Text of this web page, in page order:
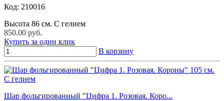
Код: 210016
Высота 86 см. С гелием
850.00 руб.
Купить за один клик
В корзину
Шар фольгированный "Цифра 1. Розовая. Коро...